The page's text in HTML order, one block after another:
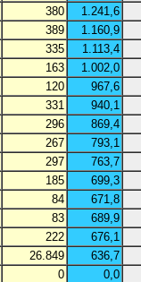
380
1.241,6
389
1.160,9
335
1.113,4
163
1.002,0
120
967,6
331
940,1
296
869,4
267
793,1
297
763,7
185
699,3
84
671,8
83
689,9
222
676,1
26.849
636,7
0
0,0